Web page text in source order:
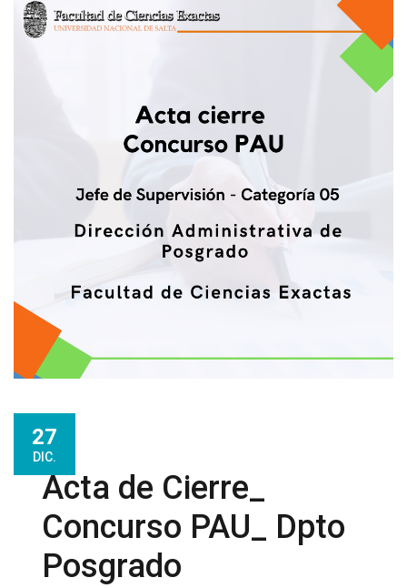
27
DIC.
Acta de Cierre_
Concurso PAU_ Dpto
Posgrado